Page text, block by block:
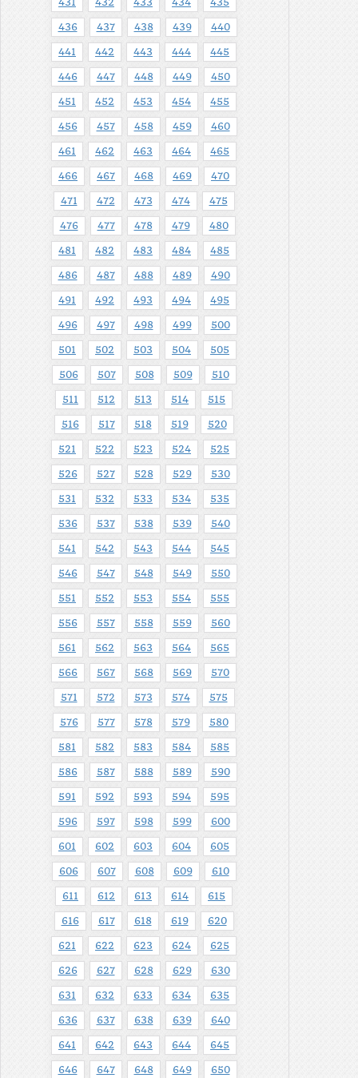
436 437 438 439 440
441 442 443 444 445
446 447 448 449 450
451 452 453 454 455
456 457 458 459 460
461 462 463 464 465
466 467 468 469 470
471 472 473 474 475
476 477 478 479 480
481 482 483 484 485
486 487 488 489 490
491 492 493 494 495
496 497 498 499 500
501 502 503 504 505
506 507 508 509 510
511 512 513 514 515
516 517 518 519 520
521 522 523 524 525
526 527 528 529 530
531 532 533 534 535
536 537 538 539 540
541 542 543 544 545
546 547 548 549 550
551 552 553 554 555
556 557 558 559 560
561 562 563 564 565
566 567 568 569 570
571 572 573 574 575
576 577 578 579 580
581 582 583 584 585
586 587 588 589 590
591 592 593 594 595
596 597 598 599 600
601 602 603 604 605
606 607 608 609 610
611 612 613 614 615
616 617 618 619 620
621 622 623 624 625
626 627 628 629 630
631 632 633 634 635
636 637 638 639 640
641 642 643 644 645
646 647 648 649 650